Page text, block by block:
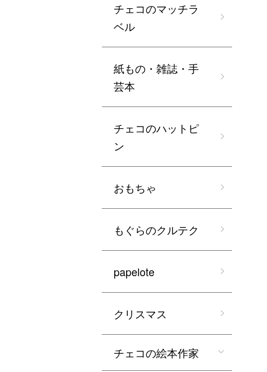
チェコのマッチラ
ベル
紙もの・雑誌・手
芸本
チェコのハットピ
ン
おもちゃ
もぐらのクルテク
papelote
クリスマス
チェコの絵本作家